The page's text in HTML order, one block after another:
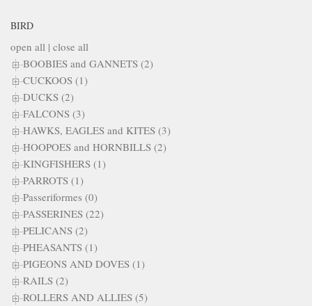
BIRD
open all | close all
BOOBIES and GANNETS (2)
CUCKOOS (1)
DUCKS (2)
FALCONS (3)
HAWKS, EAGLES and KITES (3)
HOOPOES and HORNBILLS (2)
KINGFISHERS (1)
PARROTS (1)
Passeriformes (0)
PASSERINES (22)
PELICANS (2)
PHEASANTS (1)
PIGEONS AND DOVES (1)
RAILS (2)
ROLLERS AND ALLIES (5)